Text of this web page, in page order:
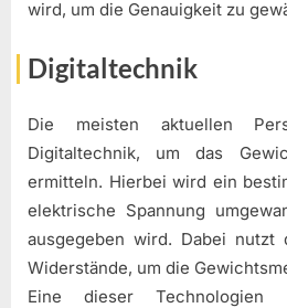
wird, um die Genauigkeit zu
Digitaltechnik
Die meisten aktuellen
Digitaltechnik, um das
ermitteln. Hierbei wird ein
elektrische Spannung
ausgegeben wird. Dabei nutzt
Widerstände, um die
Eine dieser